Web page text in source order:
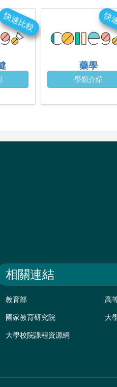
快速比較
藥學
學類介紹
快
相關連結
教育部 高
國家教育研究院 大
大學校院課程資源網